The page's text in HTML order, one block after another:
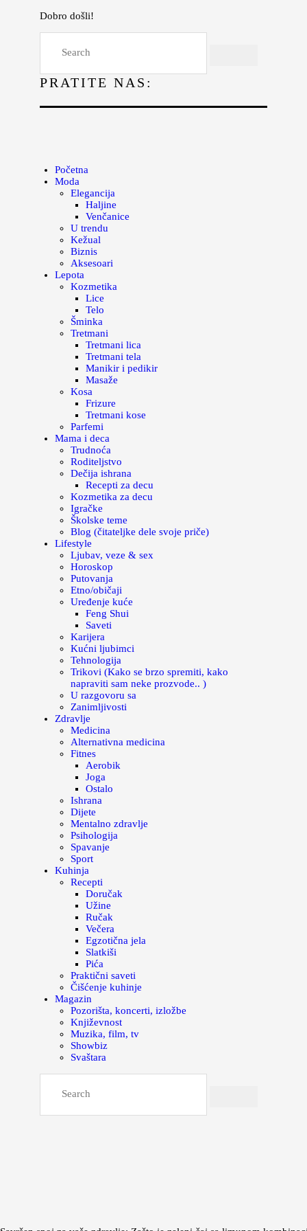
Dobro došli!
PRATITE NAS:
Početna
Moda
Elegancija
Haljine
Venčanice
U trendu
Kežual
Biznis
Aksesoari
Lepota
Kozmetika
Lice
Telo
Šminka
Tretmani
Tretmani lica
Tretmani tela
Manikir i pedikir
Masaže
Kosa
Frizure
Tretmani kose
Parfemi
Mama i deca
Trudnoća
Roditeljstvo
Dečija ishrana
Recepti za decu
Kozmetika za decu
Igračke
Školske teme
Blog (čitateljke dele svoje priče)
Lifestyle
Ljubav, veze & sex
Horoskop
Putovanja
Etno/običaji
Uređenje kuće
Feng Shui
Saveti
Karijera
Kućni ljubimci
Tehnologija
Trikovi (Kako se brzo spremiti, kako
napraviti sam neke prozvode.. )
U razgovoru sa
Zanimljivosti
Zdravlje
Medicina
Alternativna medicina
Fitnes
Aerobik
Joga
Ostalo
Ishrana
Dijete
Mentalno zdravlje
Psihologija
Spavanje
Sport
Kuhinja
Recepti
Doručak
Užine
Ručak
Večera
Egzotična jela
Slatkiši
Pića
Praktični saveti
Čišćenje kuhinje
Magazin
Pozorišta, koncerti, izložbe
Književnost
Muzika, film, tv
Showbiz
Svaštara
Lepota
Kuhinja
Magazin